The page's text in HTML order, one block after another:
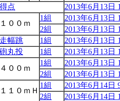
点
2013年6月13日
００ｍ
1組
2013年6月13日
2組
2013年6月13日
幅跳 1組
2013年6月13日
丸投 1組
2013年6月13日
００ｍ
1組
2013年6月13日
2組
2013年6月13日
１０ｍＨ
1組
2013年6月14日
2組
2013年6月14日